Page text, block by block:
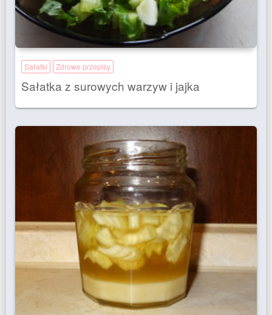
Sałatki Zdrowe przepisy
Sałatka z surowych warzyw i jajka